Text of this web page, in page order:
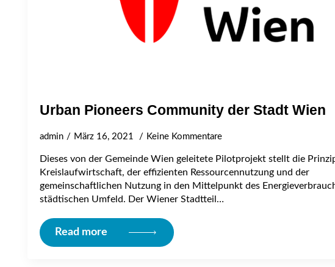
Urban Pioneers Community der Stadt Wien
admin März 16, 2021 Keine Kommentare
Dieses von der Gemeinde Wien geleitete Pilotprojekt stellt die
Kreislaufwirtschaft, der effizienten Ressourcennutzung und der
gemeinschaftlichen Nutzung in den Mittelpunkt des
städtischen Umfeld. Der Wiener Stadtteil…
Read more